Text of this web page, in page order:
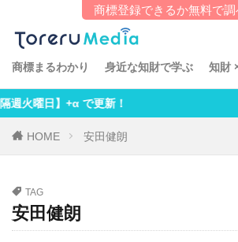
商標まるわかり 身近な知財で学ぶ 知財
商標登録できるか無料で調
火曜日】+α で更新！
HOME 安田健朗
TAG
安田健朗
タグ
「知財とアレ」エッセイ
suiP TCG特許探検記
Uchida あしたの知財 イ
おもしろ知財
安田健朗